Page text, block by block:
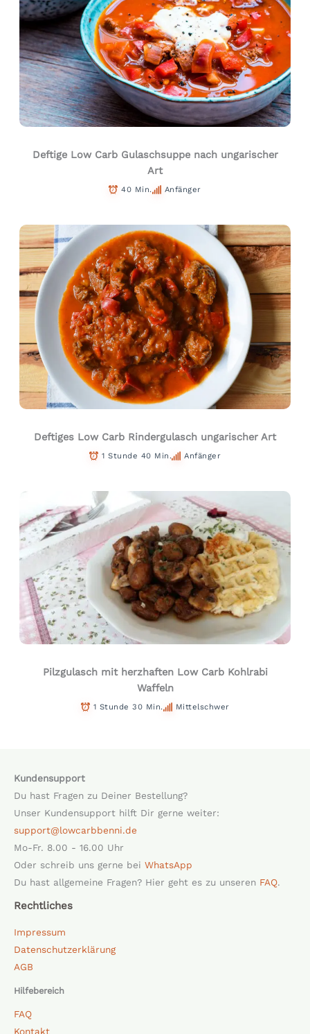
Deftige Low Carb Gulaschsuppe nach ungarischer
Art
40 Min. Anfänger
Deftiges Low Carb Rindergulasch ungarischer Art
1 Stunde 40 Min. Anfänger
Pilzgulasch mit herzhaften Low Carb Kohlrabi
Waffeln
1 Stunde 30 Min. Mittelschwer
Kundensupport
Du hast Fragen zu Deiner Bestellung?
Unser Kundensupport hilft Dir gerne weiter:
support@lowcarbbenni.de
Mo-Fr. 8.00 - 16.00 Uhr
Oder schreib uns gerne bei WhatsApp
Du hast allgemeine Fragen? Hier geht es zu unseren FAQ.
Rechtliches
Impressum
Datenschutzerklärung
AGB
Hilfebereich
FAQ
Kontakt